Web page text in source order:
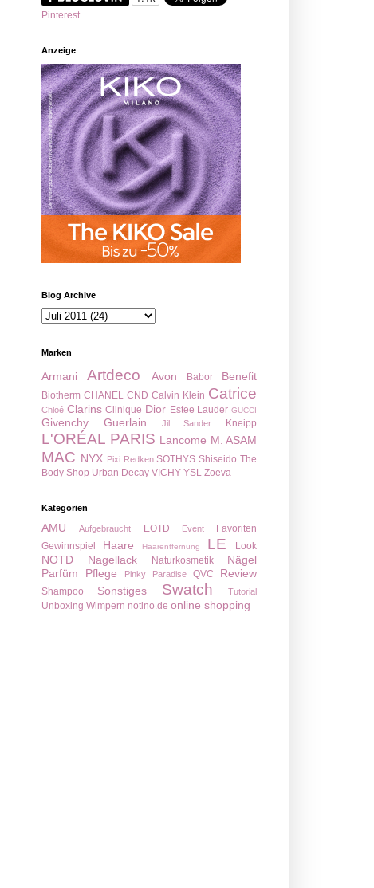
Pinterest
Anzeige
Blog Archive
Marken
Armani Artdeco Avon Babor Benefit
Biotherm CHANEL CND Calvin Klein Catrice
Chloé Clarins Clinique Dior Estee Lauder GUCCI
Givenchy Guerlain Jil Sander Kneipp
L'ORÉAL PARIS Lancome M. ASAM
MAC NYX Pixi Redken SOTHYS Shiseido The
Body Shop Urban Decay VICHY YSL Zoeva
Kategorien
AMU Aufgebraucht EOTD Event
Favoriten
Gewinnspiel
Haare Haarentfernung LE Look
NOTD Nagellack Naturkosmetik
Nägel
Parfüm
Pflege Pinky Paradise QVC Review
Shampoo Sonstiges Swatch Tutorial
Unboxing Wimpern notino.de online shopping